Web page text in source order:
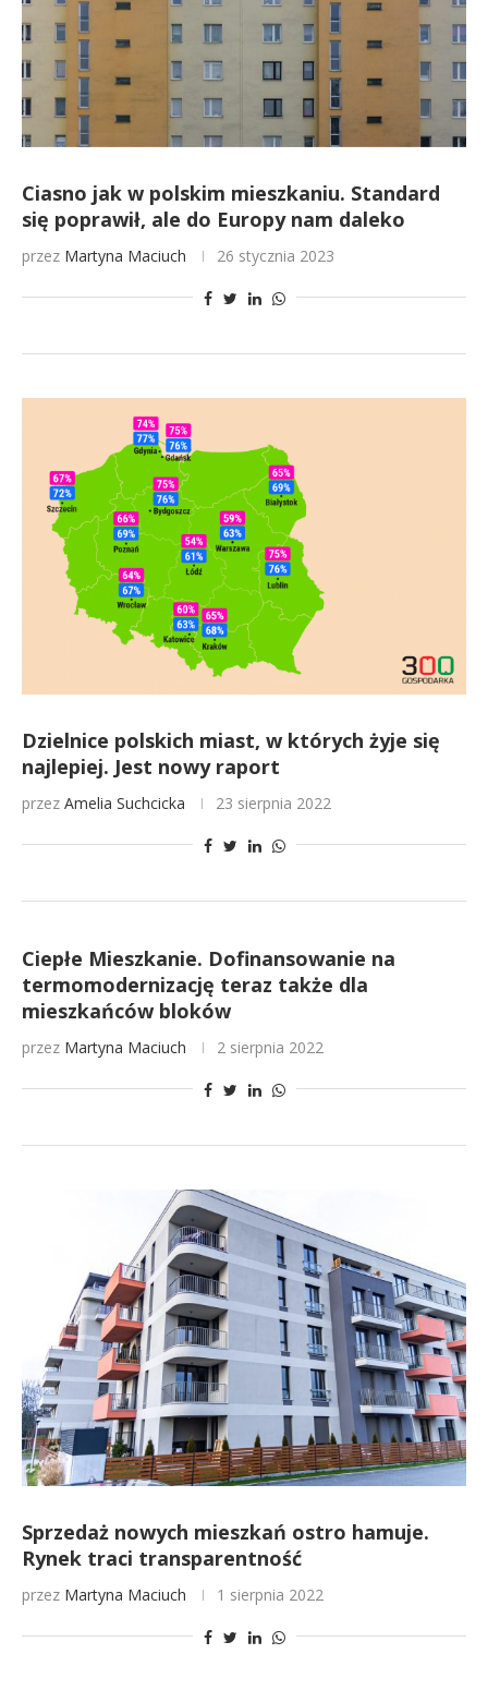
Ciasno jak w polskim mieszkaniu. Standard
się poprawił, ale do Europy nam daleko
przez Martyna Maciuch 26 stycznia 2023
Dzielnice polskich miast, w których żyje się
najlepiej. Jest nowy raport
przez Amelia Suchcicka 23 sierpnia 2022
Ciepłe Mieszkanie. Dofinansowanie na
termomodernizację teraz także dla
mieszkańców bloków
przez Martyna Maciuch 2 sierpnia 2022
Sprzedaż nowych mieszkań ostro hamuje.
Rynek traci transparentność
przez Martyna Maciuch 1 sierpnia 2022